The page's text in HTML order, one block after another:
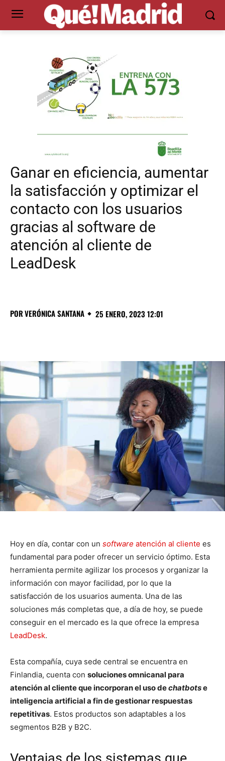
Ganar en eficiencia, aumentar
la satisfacción y optimizar el
contacto con los usuarios
gracias al software de
atención al cliente de
LeadDesk
PORVERÓNICA SANTANA 25 ENERO, 2023 12:01
Hoy en día, contar con un software atención al cliente es
fundamental para poder ofrecer un servicio óptimo. Esta
herramienta permite agilizar los procesos y organizar la
información con mayor facilidad, por lo que la
satisfacción de los usuarios aumenta. Una de las
soluciones más completas que, a día de hoy, se puede
conseguir en el mercado es la que ofrece la empresa
LeadDesk.
Esta compañía, cuya sede central se encuentra en
Finlandia, cuenta con soluciones omnicanal para
atención al cliente que incorporan el uso dechatbotse
inteligencia artificial a fin de gestionar respuestas
repetitivas. Estos productos son adaptables a los
segmentos B2B y B2C.